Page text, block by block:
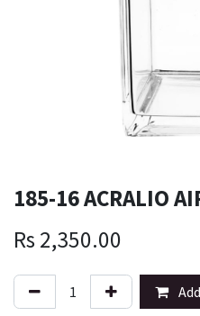
185-16 ACRALIO
Rs 2,350.00